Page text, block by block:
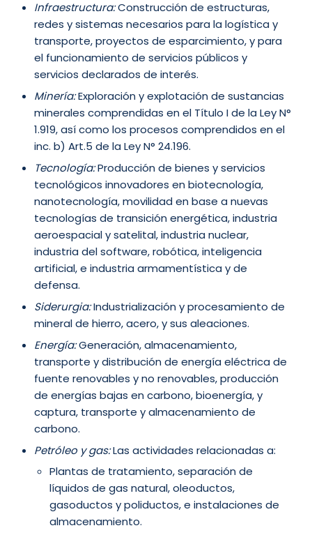
Infraestructura:Construcción de estructuras,
redes y sistemas necesarios para la logística y
transporte, proyectos de esparcimiento, y para
el funcionamiento de servicios públicos y
servicios declarados de interés.
Minería:Exploración y explotación de sustancias
minerales comprendidas en el Título I de la Ley N°
1.919, así como los procesos comprendidos en el
inc. b) Art.5 de la Ley N° 24.196.
Tecnología:Producción de bienes y servicios
tecnológicos innovadores en biotecnología,
nanotecnología, movilidad en base a nuevas
tecnologías de transición energética, industria
aeroespacial y satelital, industria nuclear,
industria del software, robótica, inteligencia
artificial, e industria armamentística y de
defensa.
Siderurgia:Industrialización y procesamiento de
mineral de hierro, acero, y sus aleaciones.
Energía:Generación, almacenamiento,
transporte y distribución de energía eléctrica de
fuente renovables y no renovables, producción
de energías bajas en carbono, bioenergía, y
captura, transporte y almacenamiento de
carbono.
Petróleo y gas:Las actividades relacionadas a:
Plantas de tratamiento, separación de
líquidos de gas natural, oleoductos,
gasoductos y poliductos, e instalaciones de
almacenamiento.